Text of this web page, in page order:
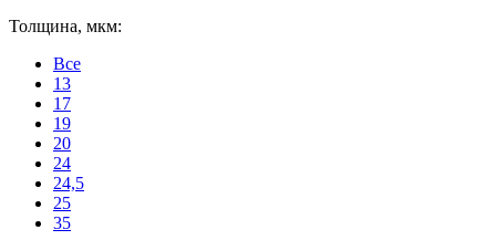
Толщина, мкм:
Все
13
17
19
20
24
24,5
25
35